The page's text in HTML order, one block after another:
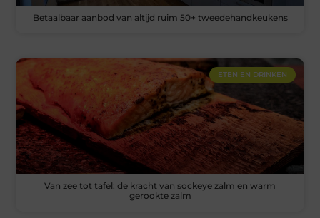
Betaalbaar aanbod van altijd ruim 50+ tweedehandkeukens
ETEN EN DRINKEN
Van zee tot tafel: de kracht van sockeye zalm en warm
gerookte zalm